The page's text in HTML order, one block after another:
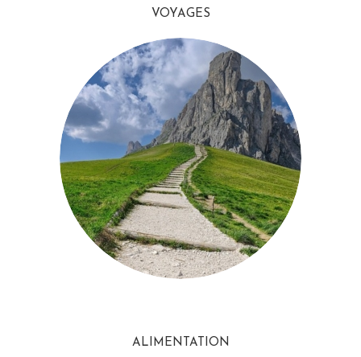
VOYAGES
ALIMENTATION